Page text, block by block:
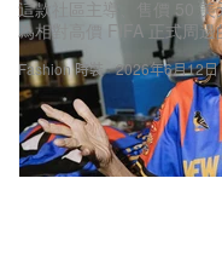
Fashion 時裝
這款社區主導、售價 50
為相對高價 FIFA 正式周邊
2026年6月12日